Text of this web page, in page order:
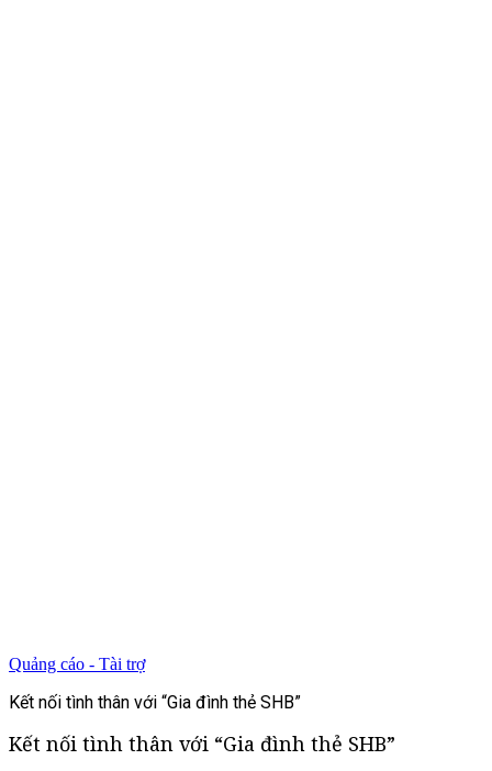
Quảng cáo - Tài trợ
Kết nối tình thân với “Gia đình thẻ SHB”
Kết nối tình thân với “Gia đình thẻ SHB”